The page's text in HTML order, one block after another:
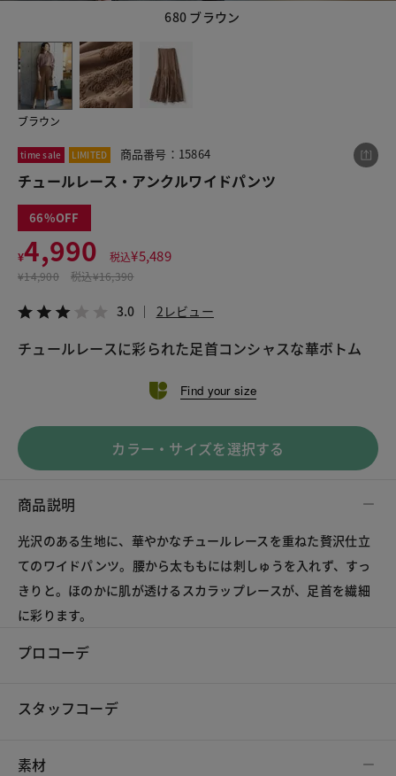
680 ブラウン
ブラウン
time sale LIMITED 商品番号：15864
チュールレース・アンクルワイドパンツ
66
¥4,990 税込¥5,489
¥14,900 税込¥16,390
3.0 2レビュー
チュールレースに彩られた足首コンシャスな華ボトム
Find your size
カラー・サイズを選択する
商品説明
光沢のある生地に、華やかなチュールレースを重ねた贅沢仕立
てのワイドパンツ。腰から太ももには刺しゅうを入れず、すっ
きりと。ほのかに肌が透けるスカラップレースが、足首を繊細
に彩ります。
プロコーデ
スタッフコーデ
素材
この商品をシェアする
¥4,990 税込¥5,489
LINE